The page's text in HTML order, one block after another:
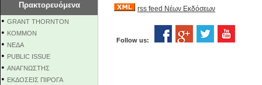
Πρακτορευόμενα
• GRANT THORNTON
• KOMMON
• NEΔΑ
• PUBLIC ISSUE
• ΑΝΑΓΝΩΣΤΗΣ
• ΕΚΔΟΣΕΙΣ ΠΙΡΟΓΑ
rss feed Νέων Εκδόσεων
Follow us: